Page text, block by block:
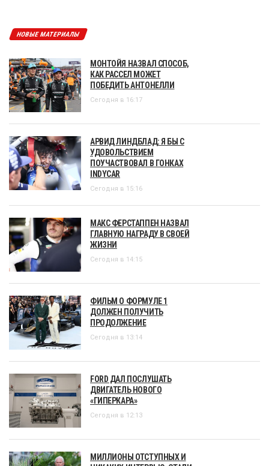
НОВЫЕ МАТЕРИАЛЫ
МОНТОЙЯ НАЗВАЛ СПОСОБ,
КАК РАССЕЛ МОЖЕТ
ПОБЕДИТЬ АНТОНЕЛЛИ
Сегодня в 16:17
АРВИД ЛИНДБЛАД: Я БЫ С
УДОВОЛЬСТВИЕМ
ПОУЧАСТВОВАЛ В ГОНКАХ
INDYCAR
Сегодня в 15:16
МАКС ФЕРСТАППЕН НАЗВАЛ
ГЛАВНУЮ НАГРАДУ В СВОЕЙ
ЖИЗНИ
Сегодня в 14:15
ФИЛЬМ О ФОРМУЛЕ 1
ДОЛЖЕН ПОЛУЧИТЬ
ПРОДОЛЖЕНИЕ
Сегодня в 13:14
FORD ДАЛ ПОСЛУШАТЬ
ДВИГАТЕЛЬ НОВОГО
«ГИПЕРКАРА»
Сегодня в 12:13
МИЛЛИОНЫ ОТСТУПНЫХ И